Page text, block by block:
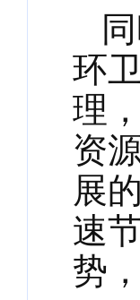
环
理
资
展
速
势